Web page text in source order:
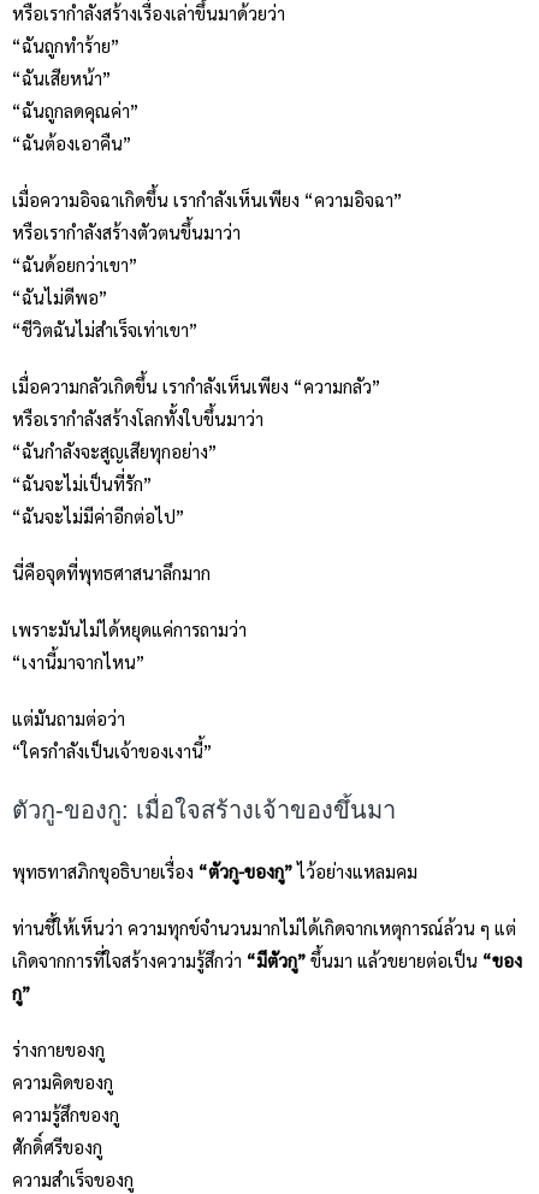
หรือเรากำลังสร้างเรื่องเล่าขึ้นมาด้วยว่า
“ฉันถูกทำร้าย”
“ฉันเสียหน้า”
“ฉันถูกลดคุณค่า”
“ฉันต้องเอาคืน”
เมื่อความอิจฉาเกิดขึ้น เรากำลังเห็นเพียง “ความอิจฉา”
หรือเรากำลังสร้างตัวตนขึ้นมาว่า
“ฉันด้อยกว่าเขา”
“ฉันไม่ดีพอ”
“ชีวิตฉันไม่สำเร็จเท่าเขา”
เมื่อความกลัวเกิดขึ้น เรากำลังเห็นเพียง “ความกลัว”
หรือเรากำลังสร้างโลกทั้งใบขึ้นมาว่า
“ฉันกำลังจะสูญเสียทุกอย่าง”
“ฉันจะไม่เป็นที่รัก”
“ฉันจะไม่มีค่าอีกต่อไป”
นี่คือจุดที่พุทธศาสนาลึกมาก
เพราะมันไม่ได้หยุดแค่การถามว่า
“เงานี้มาจากไหน”
แต่มันถามต่อว่า
“ใครกำลังเป็นเจ้าของเงานี้”
ตัวกู-ของกู: เมื่อใจสร้างเจ้าของขึ้นมา
พุทธทาสภิกขุอธิบายเรื่อง “ตัวกู-ของกู”ไว้อย่างแหลมคม
ท่านชี้ให้เห็นว่า ความทุกข์จำนวนมากไม่ได้เกิดจากเหตุการณ์ล้วน ๆ แต่
เกิดจากการที่ใจสร้างความรู้สึกว่า “มีตัวกู” ขึ้นมา แล้วขยายต่อเป็น “ของ
กู”
ร่างกายของกู
ความคิดของกู
ความรู้สึกของกู
ศักดิ์ศรีของกู
ความสำเร็จของกู